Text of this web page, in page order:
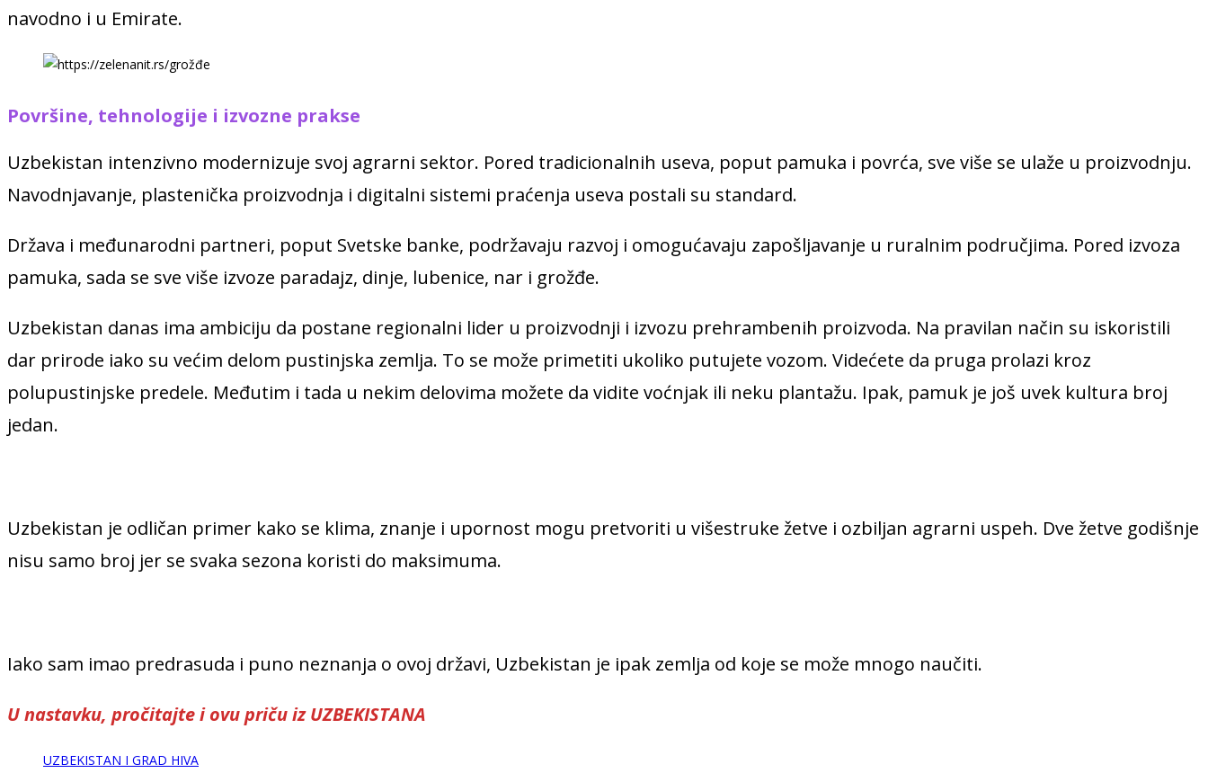
navodno i u Emirate.
Površine, tehnologije i izvozne prakse
Uzbekistan intenzivno modernizuje svoj agrarni sektor. Pored tradicionalnih useva, poput pamuka i povrća, sve više se ulaže u proizvodnju.
Navodnjavanje, plastenička proizvodnja i digitalni sistemi praćenja useva postali su standard.
Država i međunarodni partneri, poput Svetske banke, podržavaju razvoj i omogućavaju zapošljavanje u ruralnim područjima. Pored izvoza
pamuka, sada se sve više izvoze paradajz, dinje, lubenice, nar i grožđe.
Uzbekistan danas ima ambiciju da postane regionalni lider u proizvodnji i izvozu prehrambenih proizvoda. Na pravilan način su iskoristili
dar prirode iako su većim delom pustinjska zemlja. To se može primetiti ukoliko putujete vozom. Videćete da pruga prolazi kroz
polupustinjske predele. Međutim i tada u nekim delovima možete da vidite voćnjak ili neku plantažu. Ipak, pamuk je još uvek kultura broj
jedan.
Uzbekistan je odličan primer kako se klima, znanje i upornost mogu pretvoriti u višestruke žetve i ozbiljan agrarni uspeh. Dve žetve godišnje
nisu samo broj jer se svaka sezona koristi do maksimuma.
Iako sam imao predrasuda i puno neznanja o ovoj državi, Uzbekistan je ipak zemlja od koje se može mnogo naučiti.
U nastavku, pročitajte i ovu priču iz UZBEKISTANA
UZBEKISTAN I GRAD HIVA